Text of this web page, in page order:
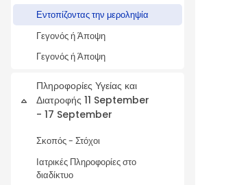
Εντοπίζοντας την μεροληψία
Γεγονός ή Άποψη
Γεγονός ή Άποψη
Collapse
Πληροφορίες Υγείας και
Διατροφής 11 September
- 17 September
Σκοπός - Στόχοι
Ιατρικές Πληροφορίες στο
διαδίκτυο